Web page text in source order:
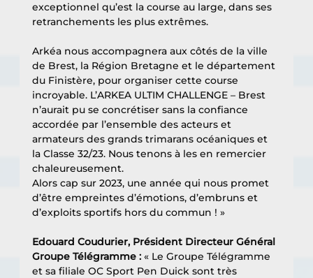
exceptionnel qu’est la course au large, dans ses
retranchements les plus extrêmes.
Arkéa nous accompagnera aux côtés de la ville
de Brest, la Région Bretagne et le département
du Finistère, pour organiser cette course
incroyable. L’ARKEA ULTIM CHALLENGE – Brest
n’aurait pu se concrétiser sans la confiance
accordée par l’ensemble des acteurs et
armateurs des grands trimarans océaniques et
la Classe 32/23. Nous tenons à les en remercier
chaleureusement.
Alors cap sur 2023, une année qui nous promet
d’être empreintes d’émotions, d’embruns et
d’exploits sportifs hors du commun ! »
Edouard Coudurier, Président Directeur Général
Groupe Télégramme : « Le Groupe Télégramme
et sa filiale OC Sport Pen Duick sont très